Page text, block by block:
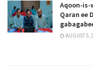
Aqoon-is-
Qaran ee
AUGUST 5,